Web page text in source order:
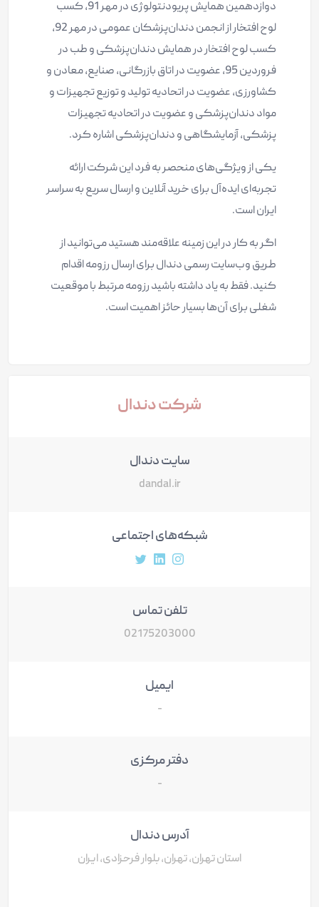
دوازدهمین همایش پریودنتولوژی در مهر 91، کسب
لوح افتخار از انجمن دندان‌پزشکان عمومی در مهر 92،
کسب لوح افتخار در همایش دندان‌پزشکی و طب در
فروردین 95، عضویت در اتاق بازرگانی، صنایع، معادن و
کشاورزی، عضویت در اتحادیه تولید و توزیع تجهیزات و
مواد دندان‌پزشکی و عضویت در اتحادیه تجهیزات
پزشکی، آزمایشگاهی و دندان‌پزشکی اشاره کرد.
یکی از ویژگی‌های منحصر به فرد این شرکت ارائه
تجربه‌ای ایده‌آل برای خرید آنلاین و ارسال سریع به سراسر
ایران است.
اگر به کار در این زمینه علاقه‌مند هستید می‌توانید از
طریق وب‌سایت رسمی دندال برای ارسال رزومه اقدام
کنید. فقط به یاد داشته باشید رزومه مرتبط با موقعیت
شغلی برای آن‌ها بسیار حائز اهمیت است.
شرکت دندال
سایت دندال
dandal.ir
شبکه‌های اجتماعی
آدرس پروفایل اینستاگرام
آدرس پروفایل لینکداین
آدرس پروفایل توییتر
تلفن تماس
02175203000
ایمیل
-
دفتر مرکزی
-
آدرس دندال
استان تهران، تهران، بلوار فرحزادی، ایران